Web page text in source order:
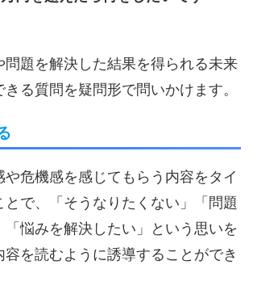
問題を解決した結果を得られる未来
る質問を疑問形で問いかけます。
危機感を感じてもらう内容をタイ
とで、「そうなりたくない」「問題
「悩みを解決したい」という思いを
を読むように誘導することができ